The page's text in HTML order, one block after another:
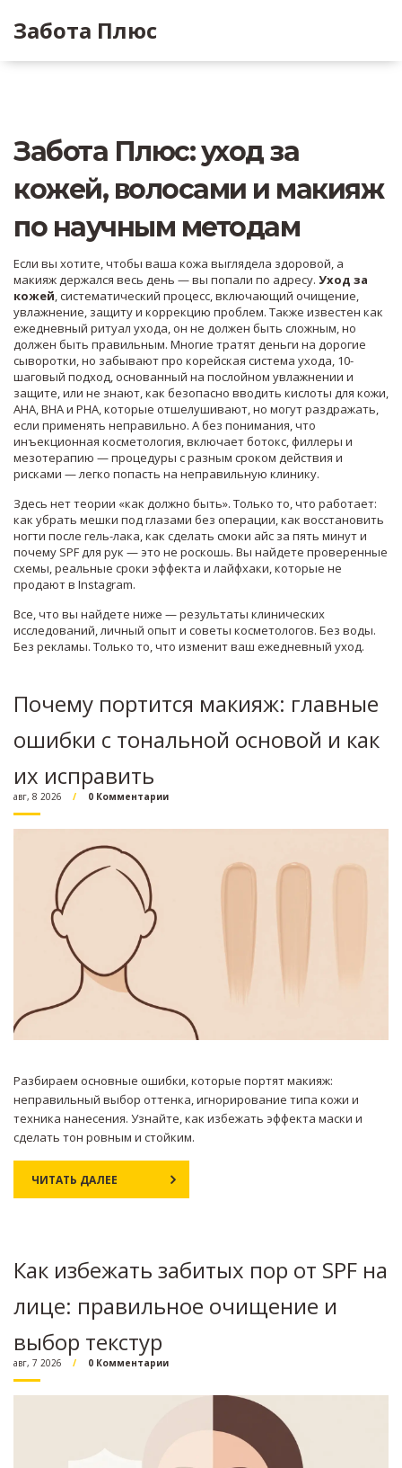
Забота Плюс
Забота Плюс: уход за
кожей, волосами и макияж
по научным методам
Если вы хотите, чтобы ваша кожа выглядела здоровой, а
макияж держался весь день — вы попали по адресу. Уход за
кожей,систематический процесс, включающий очищение,
увлажнение, защиту и коррекцию проблем. Также известен как
ежедневный ритуал ухода, он не должен быть сложным, но
должен быть правильным. Многие тратят деньги на дорогие
сыворотки, но забывают про корейская система ухода, 10-
шаговый подход, основанный на послойном увлажнении и
защите, или не знают, как безопасно вводить кислоты для кожи,
AHA, BHA и PHA, которые отшелушивают, но могут раздражать,
если применять неправильно. А без понимания, что
инъекционная косметология,включает ботокс, филлеры и
мезотерапию — процедуры с разным сроком действия и
рисками — легко попасть на неправильную клинику.
Здесь нет теории «как должно быть». Только то, что работает:
как убрать мешки под глазами без операции, как восстановить
ногти после гель-лака, как сделать смоки айс за пять минут и
почему SPF для рук — это не роскошь. Вы найдете проверенные
схемы, реальные сроки эффекта и лайфхаки, которые не
продают в Instagram.
Все, что вы найдете ниже — результаты клинических
исследований, личный опыт и советы косметологов. Без воды.
Без рекламы. Только то, что изменит ваш ежедневный уход.
Почему портится макияж: главные
ошибки с тональной основой и как
их исправить
авг, 8 2026 0 Комментарии
Разбираем основные ошибки, которые портят макияж:
неправильный выбор оттенка, игнорирование типа кожи и
техника нанесения. Узнайте, как избежать эффекта маски и
сделать тон ровным и стойким.
ЧИТАТЬ ДАЛЕЕ
Как избежать забитых пор от SPF на
лице: правильное очищение и
выбор текстур
авг, 7 2026 0 Комментарии